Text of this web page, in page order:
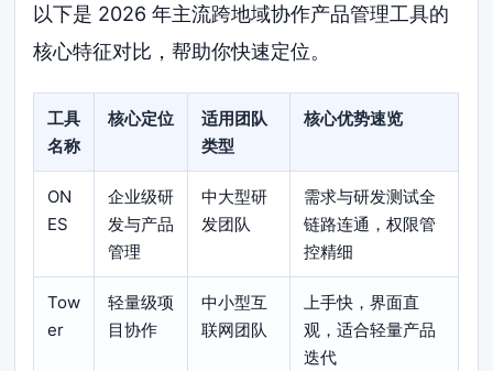
以下是 2026 年主流跨地域协作产品管理工具的
核心特征对比，帮助你快速定位。
工具
名称
核心定位
适用团队
类型
核心优势速览
ON
ES
企业级研
发与产品
管理
中大型研
发团队
需求与研发测试全
链路连通，权限管
控精细
Tow
er
轻量级项
目协作
中小型互
联网团队
上手快，界面直
观，适合轻量产品
迭代